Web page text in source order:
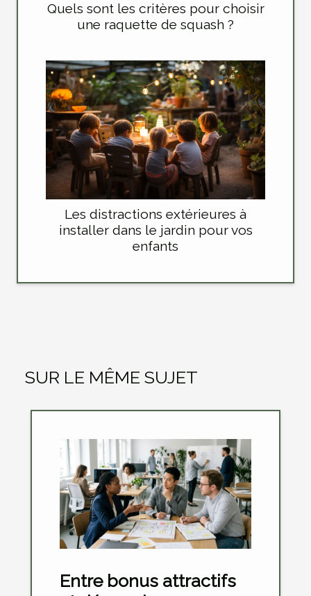
Quels sont les critères pour choisir
une raquette de squash ?
Les distractions extérieures à
installer dans le jardin pour vos
enfants
SUR LE MÊME SUJET
Entre bonus attractifs